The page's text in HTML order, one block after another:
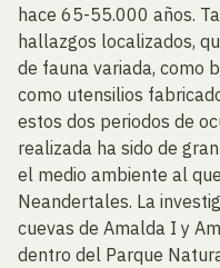
hace 65-55.000 años.
hallazgos localizados,
de fauna variada, como
como utensilios
estos dos periodos de
realizada ha sido de
el medio ambiente al
Neandertales. La
cuevas de Amalda I y
dentro del Parque